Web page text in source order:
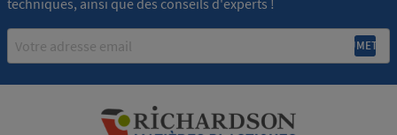
Email